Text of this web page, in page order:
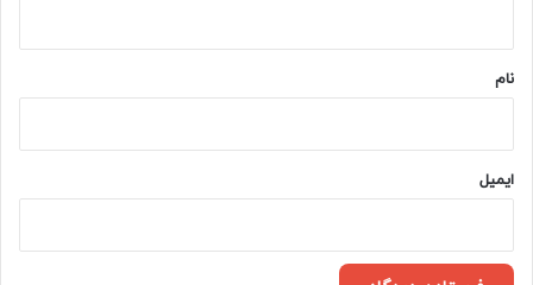
نام
ایمیل